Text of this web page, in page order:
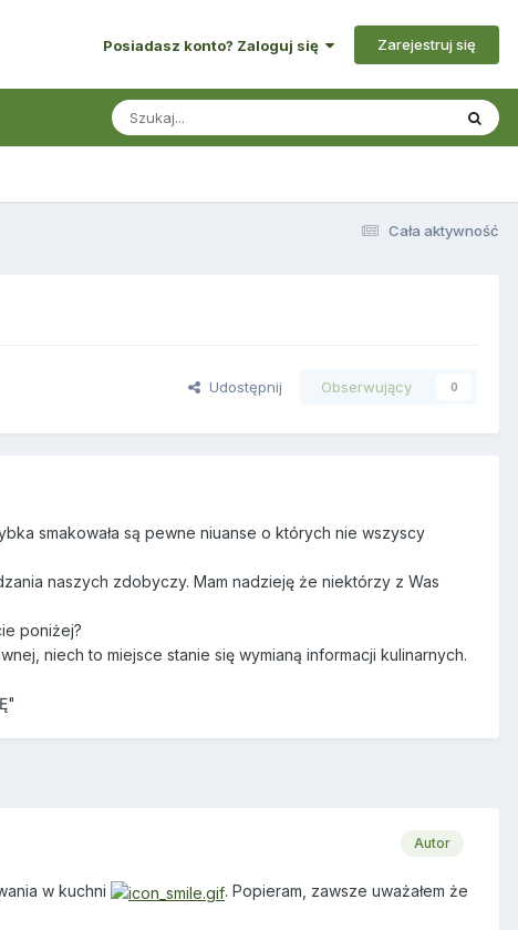
Posiadasz konto? Zaloguj się Zarejestruj się
Cała aktywność
Udostępnij Obserwujący 0
smakowała są pewne niuanse o których nie wszyscy
naszych zdobyczy. Mam nadzieję że niektórzy z Was
poniżej?
niech to miejsce stanie się wymianą informacji kulinarnych.
Autor
w kuchni
. Popieram, zawsze uważałem że